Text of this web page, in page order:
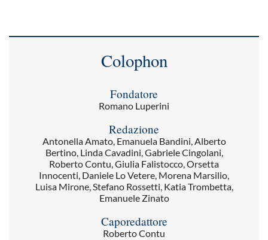
Colophon
Fondatore
Romano Luperini
Redazione
Antonella Amato, Emanuela Bandini, Alberto
Bertino, Linda Cavadini, Gabriele Cingolani,
Roberto Contu, Giulia Falistocco, Orsetta
Innocenti, Daniele Lo Vetere, Morena Marsilio,
Luisa Mirone, Stefano Rossetti, Katia Trombetta,
Emanuele Zinato
Caporedattore
Roberto Contu